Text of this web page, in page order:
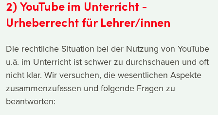
2) YouTube im Unterricht -
Urheberrecht für Lehrer/innen
Die rechtliche Situation bei der Nutzung von YouTube
u.ä. im Unterricht ist schwer zu durchschauen und oft
nicht klar. Wir versuchen, die wesentlichen Aspekte
zusammenzufassen und folgende Fragen zu
beantworten: